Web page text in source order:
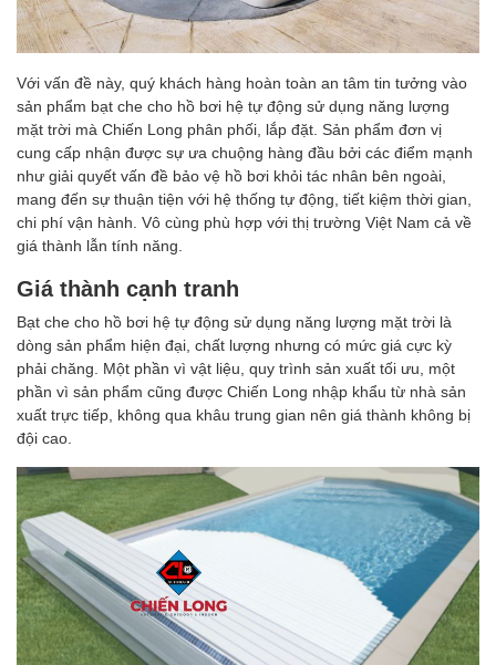
Với vấn đề này, quý khách hàng hoàn toàn an tâm tin tưởng vào
sản phẩm bạt che cho hồ bơi hệ tự động sử dụng năng lượng
mặt trời mà Chiến Long phân phối, lắp đặt. Sản phẩm đơn vị
cung cấp nhận được sự ưa chuộng hàng đầu bởi các điểm mạnh
như giải quyết vấn đề bảo vệ hồ bơi khỏi tác nhân bên ngoài,
mang đến sự thuận tiện với hệ thống tự động, tiết kiệm thời gian,
chi phí vận hành. Vô cùng phù hợp với thị trường Việt Nam cả về
giá thành lẫn tính năng.
Giá thành cạnh tranh
Bạt che cho hồ bơi hệ tự động sử dụng năng lượng mặt trời là
dòng sản phẩm hiện đại, chất lượng nhưng có mức giá cực kỳ
phải chăng. Một phần vì vật liệu, quy trình sản xuất tối ưu, một
phần vì sản phẩm cũng được Chiến Long nhập khẩu từ nhà sản
xuất trực tiếp, không qua khâu trung gian nên giá thành không bị
đội cao.